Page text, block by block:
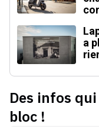
a
Des infos
bloc !